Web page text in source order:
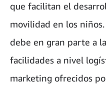
que facilitan el
movilidad en los
debe en gran parte a
facilidades a nivel
marketing ofrecidos